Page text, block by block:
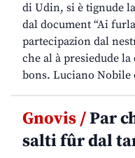
di Udin, si è tignude
dal document “Ai
partecipazion dal
che al à presiedude
bons. Luciano Nobile
Gnovis /Par
salti fûr dal